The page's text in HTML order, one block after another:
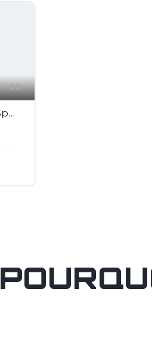
26
MINI MINI 2.0i - 192 - BVA Sport F56 COUPE Cooper S Exquisite PHASE 1